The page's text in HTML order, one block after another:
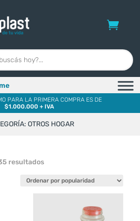
PARA LA PRIMERA COMPRA ES DE
$1.000.000 + IVA
OTROS HOGAR
resultadosOrdenado
popularidad